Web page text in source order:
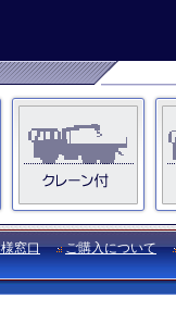
窓口 ご購入について